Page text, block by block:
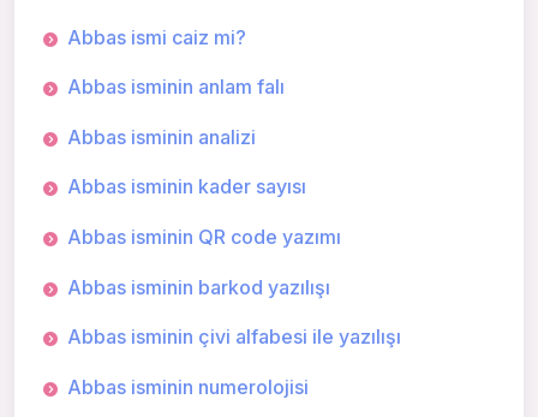
Abbas ismi caiz mi?
Abbas isminin anlam falı
Abbas isminin analizi
Abbas isminin kader sayısı
Abbas isminin QR code yazımı
Abbas isminin barkod yazılışı
Abbas isminin çivi alfabesi ile yazılışı
Abbas isminin numerolojisi